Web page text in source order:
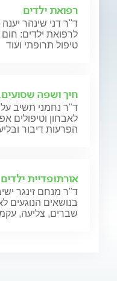
רפואת ילדים
ד"ר דני שינהר
לרפואת ילדים:
טיפול תרופתי ועוד
חיך ושפה
ד"ר נחמני תשיב
לאבחון וטיפולים
הפרעות דיבור
אורתופדיית ילדים
ד"ר מנחם זינגר
בנושאים הנוגעים
שברים, צליעה,